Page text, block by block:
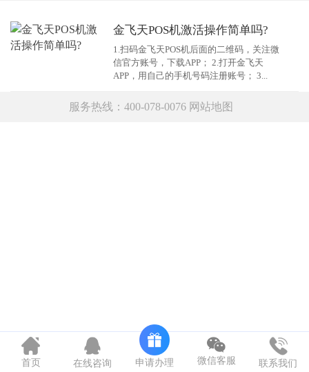
金飞天POS机激活操作简单吗?
1.扫码金飞天POS机后面的二维码，关注微
信官方账号，下载APP； 2.打开金飞天
APP，用自己的手机号码注册账号； 3...
服务热线：400-078-0076 网站地图
首页 在线咨询 申请办理 微信客服 联系我们